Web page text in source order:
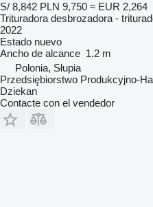
S/ 8,842 PLN 9,750 ≈ EUR 2,264
Trituradora desbrozadora -
2022
Estado nuevo
Ancho de alcance 1.2 m
Polonia, Słupia
Przedsiębiorstwo Produkcyjno-
Dziekan
Contacte con el vendedor